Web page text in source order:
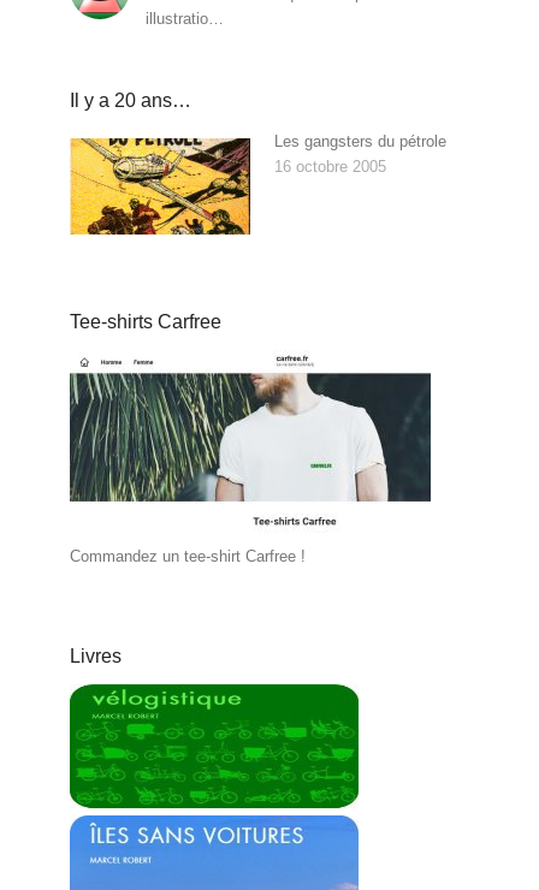
illustratio…
Il y a 20 ans…
Les gangsters du pétrole
16 octobre 2005
Tee-shirts Carfree
Commandez un tee-shirt Carfree !
Livres